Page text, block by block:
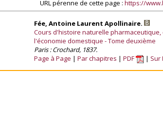
URL pérenne de cette page : https://
Fée, Antoine Laurent Apollinaire.
Cours d'histoire naturelle
l'économie domestique - Tome deuxième
Paris : Crochard, 1837.
Page à Page
Par chapitres PDF Sur